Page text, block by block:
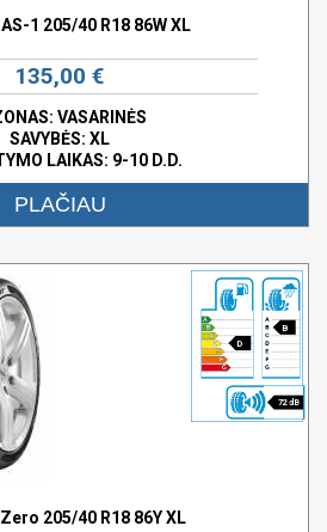
1 205/40 R18 86W XL
135,00 €
VASARINĖS
SAVYBĖS: XL
LAIKAS: 9-10 D.D.
PLAČIAU
D
B
72 dB
205/40 R18 86Y XL